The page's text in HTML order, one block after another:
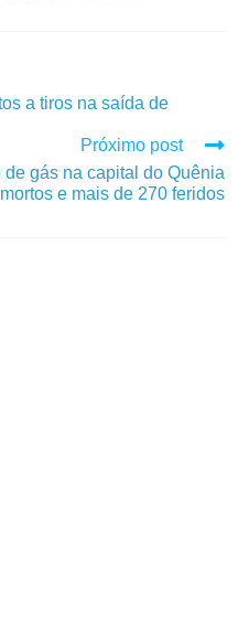
a tiros na saída de
Próximo post
gás na capital do Quênia
e mais de 270 feridos